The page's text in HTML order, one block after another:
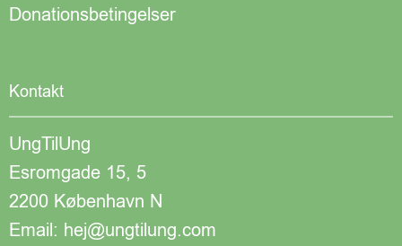
Donationsbetingelser
Kontakt
UngTilUng
Esromgade 15, 5
2200 København N
Email: hej@ungtilung.com